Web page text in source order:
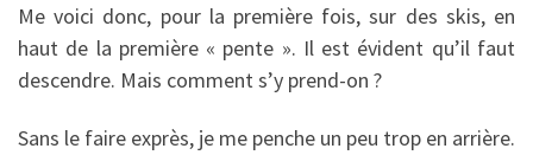
Me voici donc, pour la première fois, sur des skis, en
haut de la première « pente ». Il est évident qu’il faut
descendre. Mais comment s’y prend-on ?
Sans le faire exprès, je me penche un peu trop en arrière.